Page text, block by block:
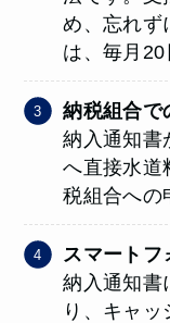
め、忘れず
は、毎月20
納税組合で
納入通知書
へ直接水道
税組合への
スマートフ
納入通知書
り、キャッ